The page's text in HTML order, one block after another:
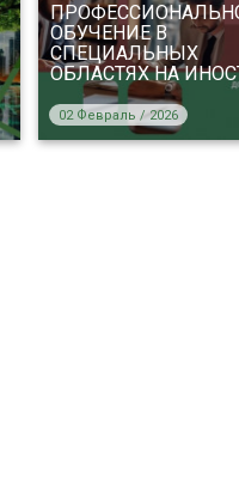
ОБУЧЕНИЕ В
СПЕЦИАЛЬНЫХ
ОБЛАСТЯХ НА
02 Февраль / 2026